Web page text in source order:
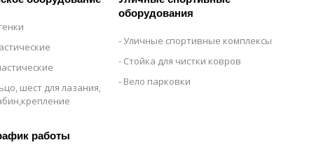
шест для лазания,
оборудования
Уличные спортивные комплексы
Стойка для чистки ковров
Вело парковки
работы